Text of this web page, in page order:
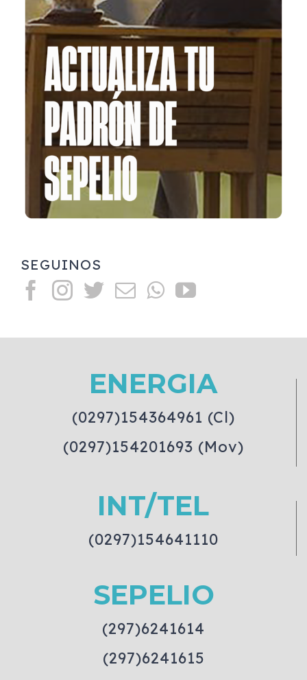
SEGUINOS
ENERGIA
(0297)154364961 (Cl)
(0297)154201693 (Mov)
INT/TEL
(0297)154641110
SEPELIO
(297)6241614
(297)6241615